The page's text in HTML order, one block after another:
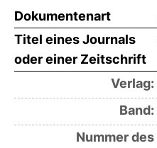
Dokumentenart
Titel eines Journals
oder einer Zeitschrift
Verlag:
Band:
Nummer des